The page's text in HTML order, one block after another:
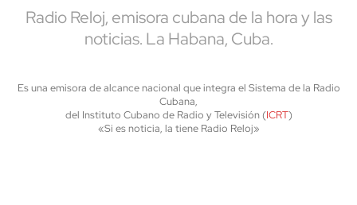
Radio Reloj, emisora cubana de la hora y las
noticias. La Habana, Cuba.
Es una emisora de alcance nacional que integra el Sistema de la Radio
Cubana,
del Instituto Cubano de Radio y Televisión (ICRT)
«Si es noticia, la tiene Radio Reloj»